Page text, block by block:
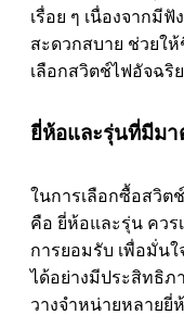
เรื่อย ๆ เนื่องจากมี
สะดวกสบาย ช่วยให้
เลือกสวิตช์ไฟอัจฉริ
ยี่ห้อและรุ่นที่มีม
ในการเลือกซื้อสวิต
คือ ยี่ห้อและรุ่น ควร
การยอมรับ เพื่อมั่น
ได้อย่างมีประสิทธิภ
วางจำหน่ายหลายยี่